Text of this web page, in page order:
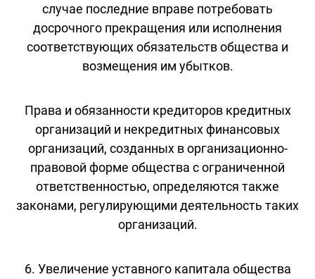
случае последние вправе потребовать
досрочного прекращения или исполнения
соответствующих обязательств общества и
возмещения им убытков.
Права и обязанности кредиторов кредитных
организаций и некредитных финансовых
организаций, созданных в организационно-
правовой форме общества с ограниченной
ответственностью, определяются также
законами, регулирующими деятельность таких
организаций.
6. Увеличение уставного капитала общества